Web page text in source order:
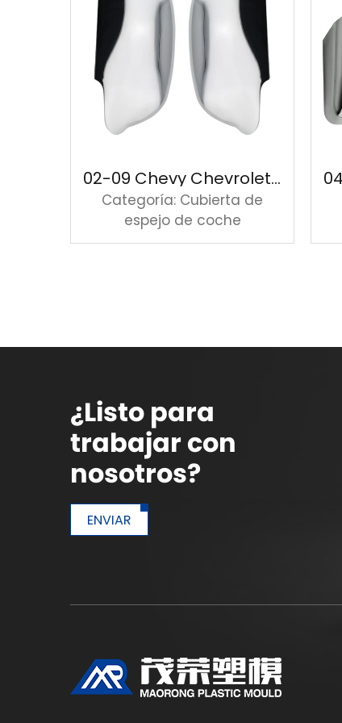
02-09 Chevy Chevrolet Trailblazer GMC Envoy cubierta cromada de espejo
Categoría: Cubierta de
espejo de coche
¿Listo para
trabajar con
nosotros?
ENVIAR